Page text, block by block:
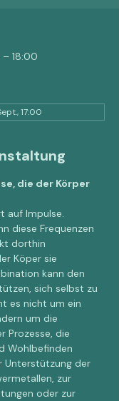
18:00
17:00
die der Körper
auf Impulse.
diese Frequenzen
dorthin
Köper sie
kann den
sich selbst zu
es nicht um ein
um die
Prozesse, die
Wohlbefinden
Unterstützung der
zur
oder zur